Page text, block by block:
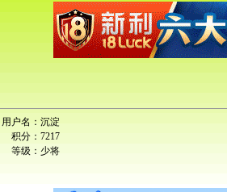
用户名： 沉淀
积分： 7217
等级： 少将